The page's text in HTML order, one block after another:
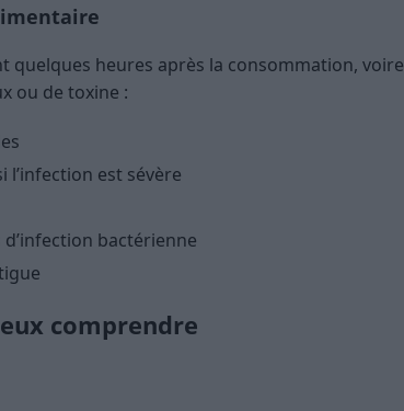
quelques heures après la consommation, voire
ou de toxine :
l’infection est sévère
bactérienne
comprendre